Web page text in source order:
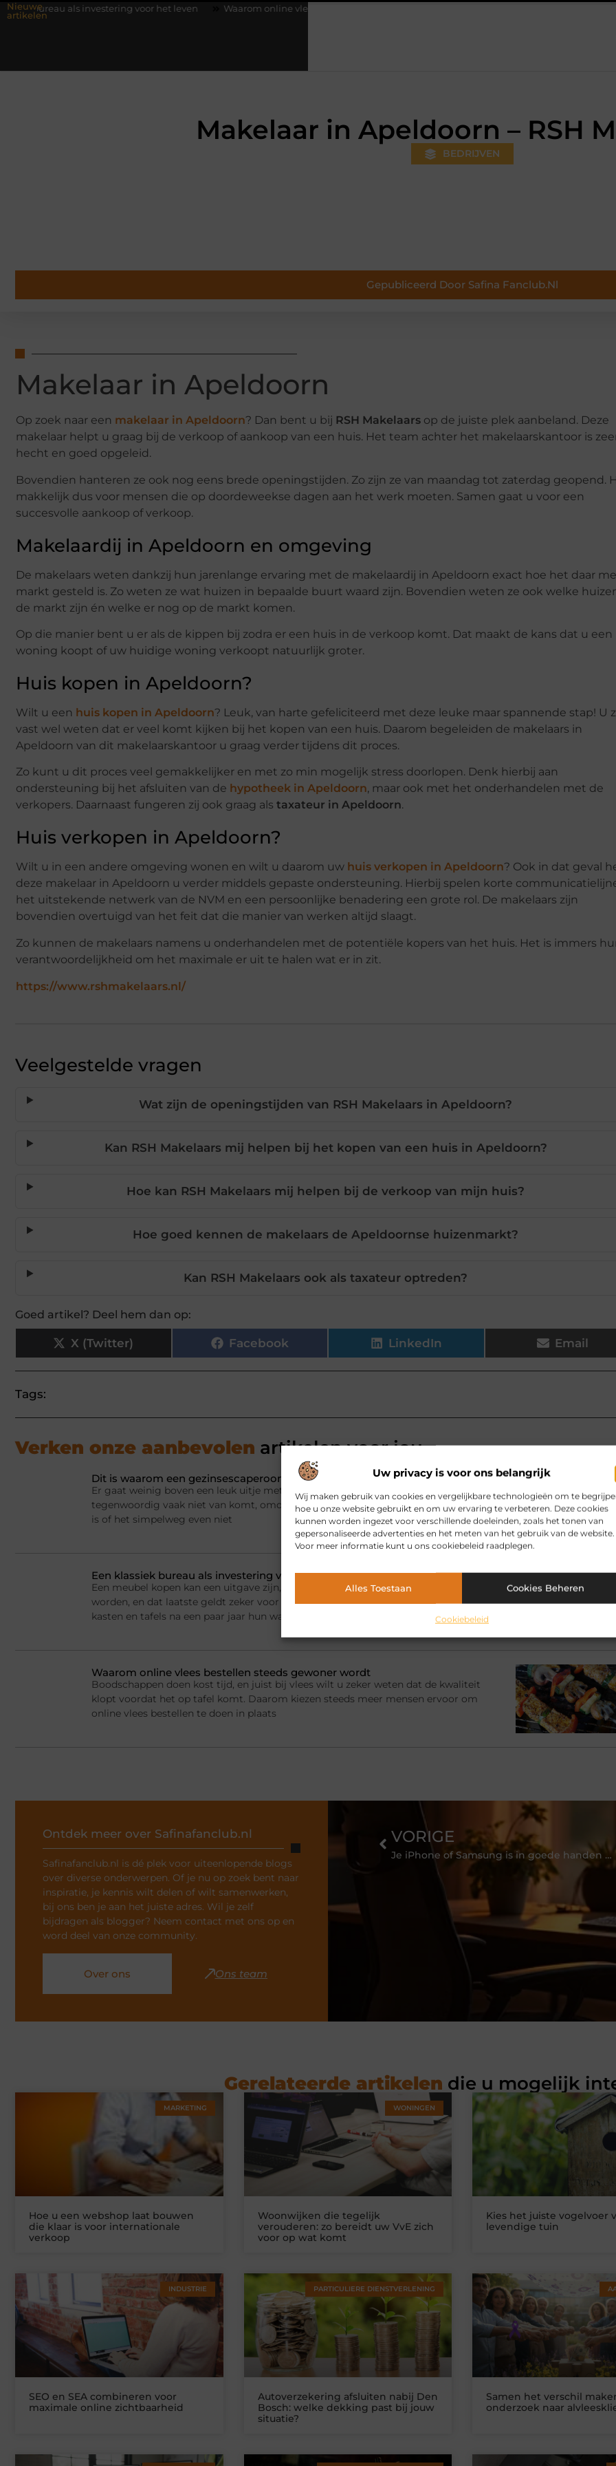
Uw privacy is voor ons belangrijk
Wij maken gebruik van cookies en vergelijkbare technologieën om te
hoe u onze website gebruikt en om uw ervaring te verbeteren. Deze cookies
kunnen worden ingezet voor verschillende doeleinden, zoals het tonen van
gepersonaliseerde advertenties en het meten van het gebruik van de website.
Voor meer informatie kunt u ons cookiebeleid raadplegen.
Alles Toestaan Cookies Beheren
Cookiebeleid
Nieuwe
artikelen
investering voor het leven Waarom online vlees bestellen steeds gewoner wordt
Makelaar in Apeldoorn – RSH
BEDRIJVEN
Gepubliceerd Door Safina Fanclub.nl
Makelaar in Apeldoorn
Op zoek naar een makelaar in Apeldoorn? Dan bent u bij RSH Makelaars op de juiste plek aanbeland. Deze
makelaar helpt u graag bij de verkoop of aankoop van een huis. Het team achter het makelaarskantoor is
hecht en goed opgeleid.
Bovendien hanteren ze ook nog eens brede openingstijden. Zo zijn ze van maandag tot zaterdag geopend.
makkelijk dus voor mensen die op doordeweekse dagen aan het werk moeten. Samen gaat u voor een
succesvolle aankoop of verkoop.
Makelaardij in Apeldoorn en omgeving
De makelaars weten dankzij hun jarenlange ervaring met de makelaardij in Apeldoorn exact hoe het daar
markt gesteld is. Zo weten ze wat huizen in bepaalde buurt waard zijn. Bovendien weten ze ook welke
de markt zijn én welke er nog op de markt komen.
Op die manier bent u er als de kippen bij zodra er een huis in de verkoop komt. Dat maakt de kans dat u een
woning koopt of uw huidige woning verkoopt natuurlijk groter.
Huis kopen in Apeldoorn?
Wilt u een huis kopen in Apeldoorn? Leuk, van harte gefeliciteerd met deze leuke maar spannende stap! U
vast wel weten dat er veel komt kijken bij het kopen van een huis. Daarom begeleiden de makelaars in
Apeldoorn van dit makelaarskantoor u graag verder tijdens dit proces.
Zo kunt u dit proces veel gemakkelijker en met zo min mogelijk stress doorlopen. Denk hierbij aan
ondersteuning bij het afsluiten van de hypotheek in Apeldoorn, maar ook met het onderhandelen met de
verkopers. Daarnaast fungeren zij ook graag als taxateur in Apeldoorn.
Huis verkopen in Apeldoorn?
Wilt u in een andere omgeving wonen en wilt u daarom uw huis verkopen in Apeldoorn? Ook in dat geval
deze makelaar in Apeldoorn u verder middels gepaste ondersteuning. Hierbij spelen korte
het uitstekende netwerk van de NVM en een persoonlijke benadering een grote rol. De makelaars zijn
bovendien overtuigd van het feit dat die manier van werken altijd slaagt.
Zo kunnen de makelaars namens u onderhandelen met de potentiële kopers van het huis. Het is immers
verantwoordelijkheid om het maximale er uit te halen wat er in zit.
https://www.rshmakelaars.nl/
Veelgestelde vragen
Wat zijn de openingstijden van RSH Makelaars in Apeldoorn?
Kan RSH Makelaars mij helpen bij het kopen van een huis in Apeldoorn?
Hoe kan RSH Makelaars mij helpen bij de verkoop van mijn huis?
Hoe goed kennen de makelaars de Apeldoornse huizenmarkt?
Kan RSH Makelaars ook als taxateur optreden?
Goed artikel? Deel hem dan op:
X (Twitter) Facebook LinkedIn Email
Tags:
Verken onze aanbevolen artikelen voor jou.
Dit is waarom een gezinsescaperoom spelen zo leuk is
Er gaat weinig boven een leuk uitje met het hele gezin. Zeker omdat het er
tegenwoordig vaak niet van komt, omdat er altijd wel één persoon weg is, druk
is of het simpelweg even niet
Een klassiek bureau als investering voor het leven
Een meubel kopen kan een uitgave zijn, maar het kan ook een investering
worden, en dat laatste geldt zeker voor klassieke meubels. Waar goedkope
kasten en tafels na een paar jaar hun waarde verliezen, houden
Waarom online vlees bestellen steeds gewoner wordt
Boodschappen doen kost tijd, en juist bij vlees wilt u zeker weten dat de kwaliteit
klopt voordat het op tafel komt. Daarom kiezen steeds meer mensen ervoor om
online vlees bestellen te doen in plaats
Ontdek meer over Safinafanclub.nl
Safinafanclub.nl is dé plek voor uiteenlopende blogs
over diverse onderwerpen. Of je nu op zoek bent naar
inspiratie, je kennis wilt delen of wilt samenwerken,
bij ons ben je aan het juiste adres. Wil je zelf
bijdragen als blogger? Neem contact met ons op en
word deel van onze community.
Over ons Ons team
VORIGE
Je iPhone of Samsung is in goede handen bij PDA Repair
Gerelateerde artikelen die u mogelijk
MARKETING
Hoe u een webshop laat bouwen
die klaar is voor internationale
verkoop
WONINGEN
Woonwijken die tegelijk
verouderen: zo bereidt uw VvE zich
voor op wat komt
Kies het juiste vogelvoer
levendige tuin
INDUSTRIE
SEO en SEA combineren voor
maximale online zichtbaarheid
PARTICULIERE DIENSTVERLENING
Autoverzekering afsluiten nabij Den
Bosch: welke dekking past bij jouw
situatie?
Samen het verschil
onderzoek naar